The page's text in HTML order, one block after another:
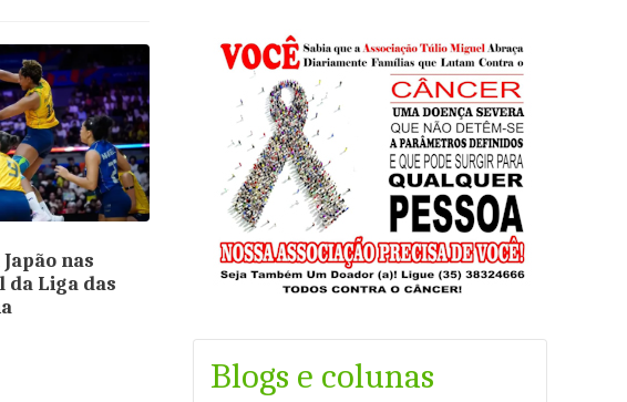
nas
Liga das
Blogs e colunas